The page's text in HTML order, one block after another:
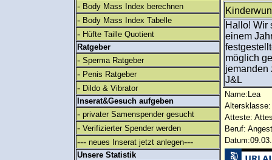
- Body Mass Index berechnen
- Body Mass Index Tabelle
- Hüfte Taille Quotient
Ratgeber
- Sperma Ratgeber
- Penis Ratgeber
- Dildo & Vibrator
Inserat&Gesuch aufgeben
- privater Samenspender gesucht
- Verifizierter Spender werden
--- neues Inserat jetzt anlegen---
Unsere Statistik
Hallo! Wir
einem
möglich
jemanden
J&L
Name:Lea
Altersklasse:
Atteste:
Beruf: